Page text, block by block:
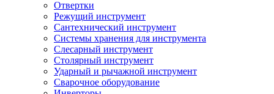
Отвертки
Режущий инструмент
Сантехнический инструмент
Системы хранения для инструмента
Слесарный инструмент
Столярный инструмент
Ударный и рычажной инструмент
Сварочное оборудование